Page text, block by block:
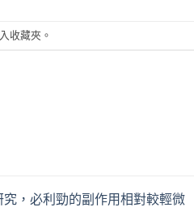
收藏夾。
究，必利勁的副作用相對較輕微